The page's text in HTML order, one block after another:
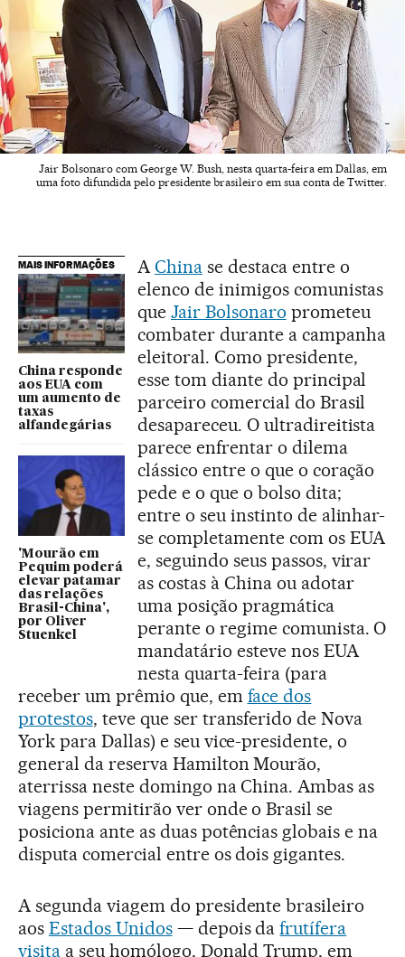
Jair Bolsonaro com George W. Bush, nesta quarta-feira em Dallas, em
uma foto difundida pelo presidente brasileiro em sua conta de Twitter.
MAIS INFORMAÇÕES
China responde
aos EUA com
um aumento de
taxas
alfandegárias
'Mourão em
Pequim poderá
elevar patamar
das relações
Brasil-China',
por Oliver
Stuenkel
A Chinase destaca entre o
elenco de inimigos comunistas
que Jair Bolsonaro prometeu
combater durante a campanha
eleitoral. Como presidente,
esse tom diante do principal
parceiro comercial do Brasil
desapareceu. O ultradireitista
parece enfrentar o dilema
clássico entre o que o coração
pede e o que o bolso dita;
entre o seu instinto de alinhar-
se completamente com os EUA
e, seguindo seus passos, virar
as costas à China ou adotar
uma posição pragmática
perante o regime comunista. O
mandatário esteve nos EUA
nesta quarta-feira (para
receber um prêmio que, em face dos
protestos, teve que ser transferido de Nova
York para Dallas) e seu vice-presidente, o
general da reserva Hamilton Mourão,
aterrissa neste domingo na China. Ambas as
viagens permitirão ver onde o Brasil se
posiciona ante as duas potências globais e na
disputa comercial entre os dois gigantes.
A segunda viagem do presidente brasileiro
aos Estados Unidos— depois dafrutífera
visitaa seu homólogo, Donald Trump, em